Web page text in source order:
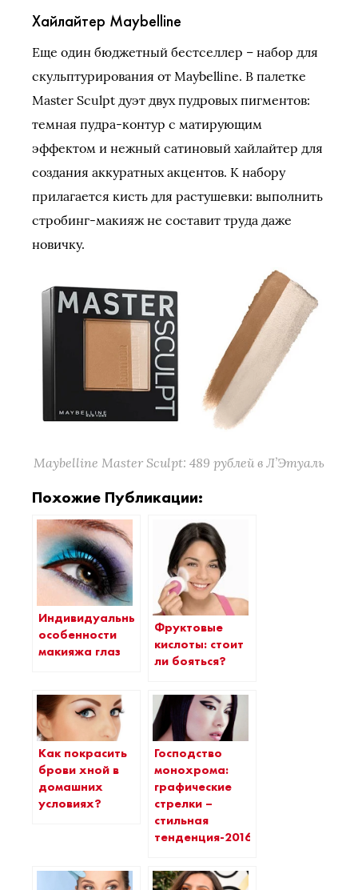
Хайлайтер Maybelline
Еще один бюджетный бестселлер – набор для
скульптурирования от Maybelline. В палетке
Master Sculpt дуэт двух пудровых пигментов:
темная пудра-контур с матирующим
эффектом и нежный сатиновый хайлайтер для
создания аккуратных акцентов. К набору
прилагается кисть для растушевки: выполнить
стробинг-макияж не составит труда даже
новичку.
Maybelline Master Sculpt: 489 рублей в Л’Этуаль
Похожие Публикации:
Индивидуальные
особенности
макияжа глаз
Фруктовые
кислоты: стоит
ли бояться?
Как покрасить
брови хной в
домашних
условиях?
Господство
монохрома:
графические
стрелки –
стильная
тенденция-2016